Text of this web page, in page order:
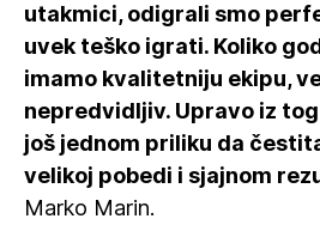
utakmici, odigrali smo
uvek teško igrati. Koliko
imamo kvalitetniju ekipu,
nepredvidljiv. Upravo iz
još jednom priliku da
velikoj pobedi i sjajnom
Marko Marin.